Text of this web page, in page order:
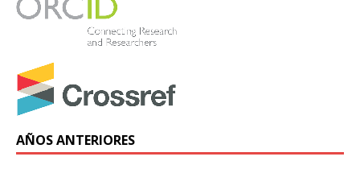
AÑOS ANTERIORES